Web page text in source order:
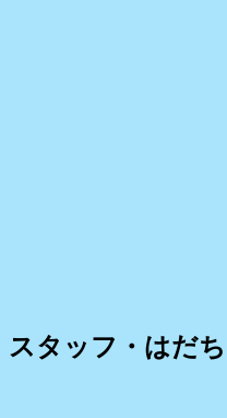
タッフ・はだ